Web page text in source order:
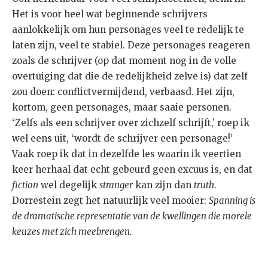
Het is voor heel wat beginnende schrijvers
aanlokkelijk om hun personages veel te redelijk te
laten zijn, veel te stabiel. Deze personages reageren
zoals de schrijver (op dat moment nog in de volle
overtuiging dat die de redelijkheid zelve is) dat zelf
zou doen: conflictvermijdend, verbaasd. Het zijn,
kortom, geen personages, maar saaie personen.
‘Zelfs als een schrijver over zichzelf schrijft,’ roep ik
wel eens uit, ‘wordt de schrijver een personage!’
Vaak roep ik dat in dezelfde les waarin ik veertien
keer herhaal dat echt gebeurd geen excuus is, en dat
fiction wel degelijk strangerkan zijn dan truth.
Dorrestein zegt het natuurlijk veel mooier: Spanning is
de dramatische representatie van de kwellingen die morele
keuzes met zich meebrengen.